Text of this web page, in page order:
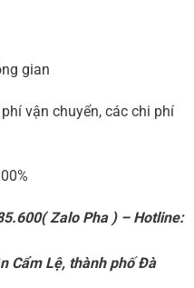
gian
vận chuyển, các chi phí
Zalo Pha ) – Hotline:
Cẩm Lệ, thành phố Đà